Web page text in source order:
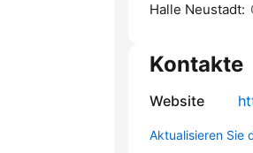
Halle Neustadt:
Kontakte
Website
Aktualisieren Sie